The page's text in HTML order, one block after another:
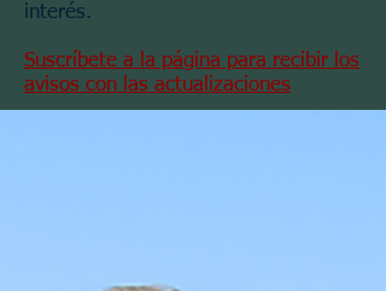
interés.
Suscríbete a la página para recibir los
avisos con las actualizaciones